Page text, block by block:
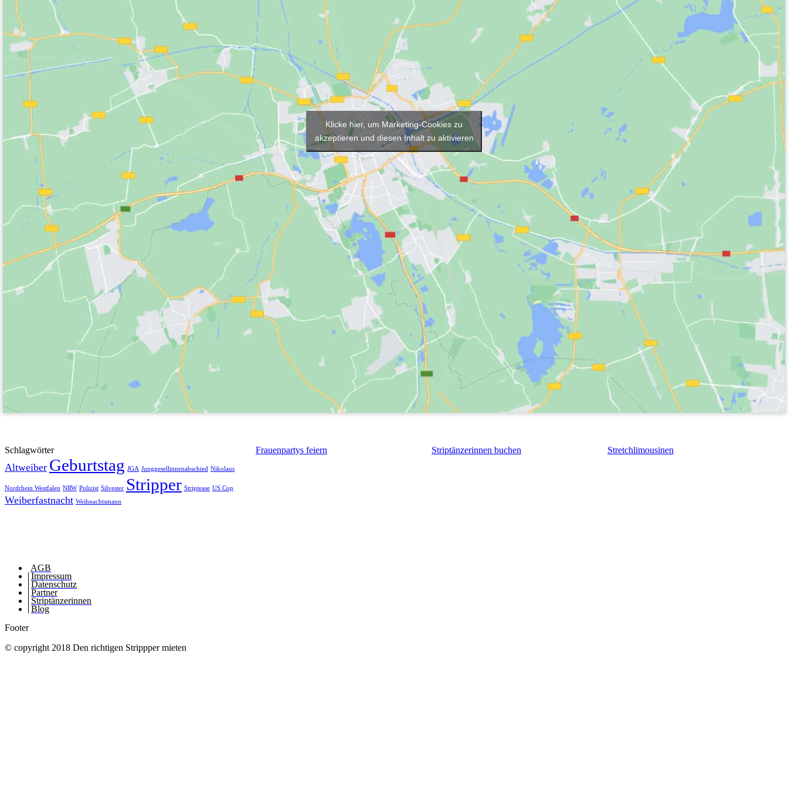
Klicke hier, um Marketing-Cookies zu
akzeptieren und diesen Inhalt zu aktivieren
Schlagwörter
Altweiber Geburtstag JGA Junggesellinnenabschied Nikolaus
Nordrhein Westfalen NRW Polizist Silvester Stripper Striptease US Cop
Weiberfastnacht Weihnachtsmann
Frauenpartys feiern Striptänzerinnen buchen Stretchlimousinen
AGB
Impressum
Datenschutz
Partner
Striptänzerinnen
Blog
Footer
© copyright 2018 Den richtigen Strippper mieten